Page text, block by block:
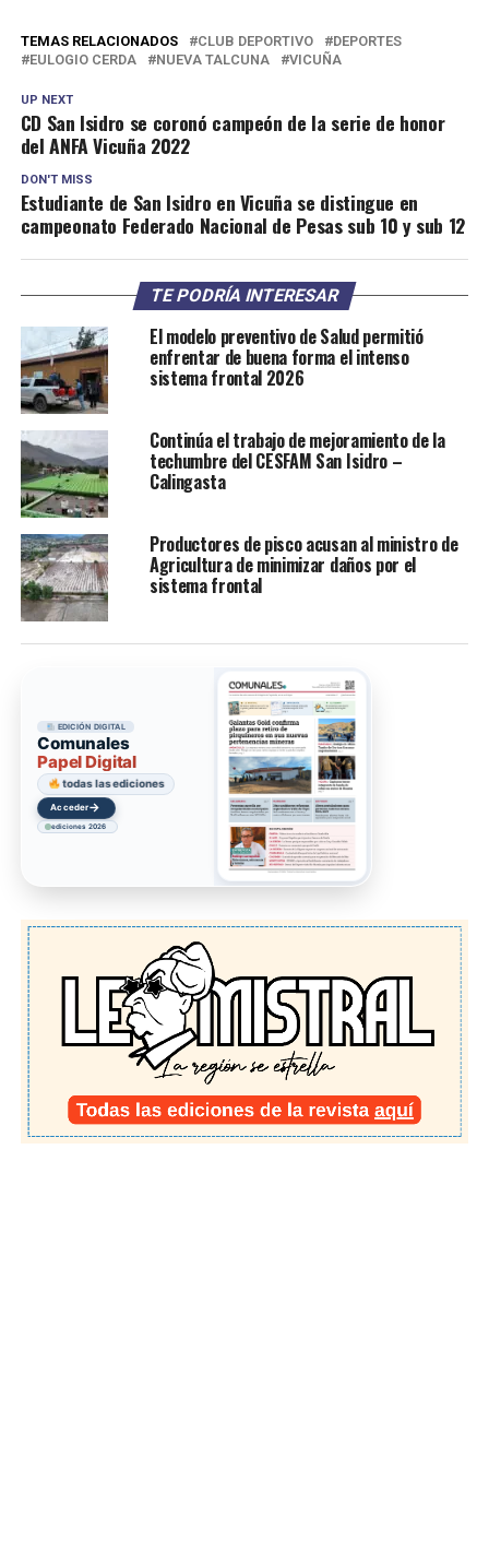
TEMAS RELACIONADOS CLUB DEPORTIVO
DEPORTES
EULOGIO CERDA
NUEVA TALCUNA VICUÑA
UP NEXT
CD San Isidro se coronó campeón de la serie de honor
del ANFA Vicuña 2022
DON'T MISS
Estudiante de San Isidro en Vicuña se distingue en
campeonato Federado Nacional de Pesas sub 10 y sub 12
TE PODRÍA INTERESAR
El modelo preventivo de Salud permitió
enfrentar de buena forma el intenso
sistema frontal 2026
Continúa el trabajo de mejoramiento de la
techumbre del CESFAM San Isidro –
Calingasta
Productores de pisco acusan al ministro de
Agricultura de minimizar daños por el
sistema frontal
EDICIÓN DIGITAL
Comunales
Papel Digital
todas las ediciones
Acceder→
ediciones 2026